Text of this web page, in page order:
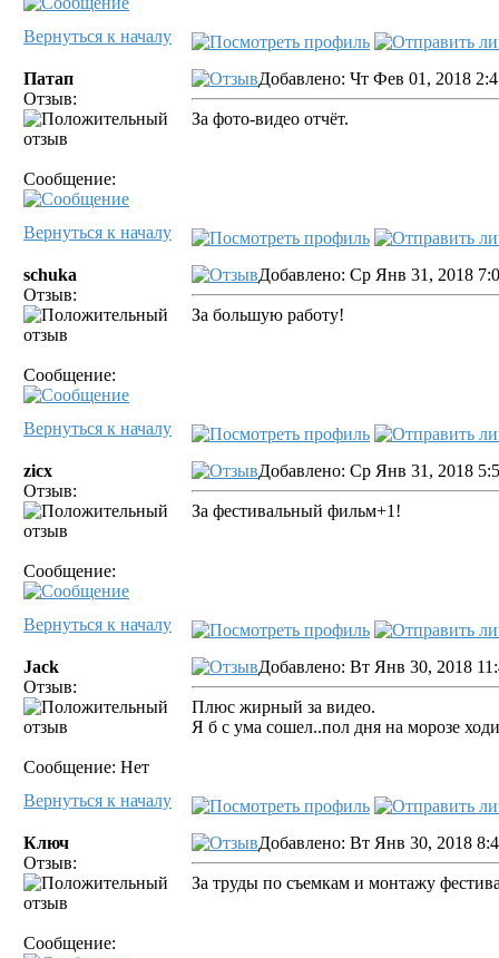
Вернуться к началу
Патап
Отзыв:
Сообщение:
Добавлено: Чт Фев 01, 2018
За фото-видео отчёт.
Вернуться к началу
schuka
Отзыв:
Сообщение:
Добавлено: Ср Янв 31, 2018
За большую работу!
Вернуться к началу
zicx
Отзыв:
Сообщение:
Добавлено: Ср Янв 31, 2018
За фестивальный фильм+1!
Вернуться к началу
Jack
Отзыв:
Сообщение: Нет
Добавлено: Вт Янв 30, 2018
Плюс жирный за видео.
Я б с ума сошел..пол дня на морозе
Вернуться к началу
Ключ
Отзыв:
Сообщение:
Добавлено: Вт Янв 30, 2018
За труды по съемкам и монтажу